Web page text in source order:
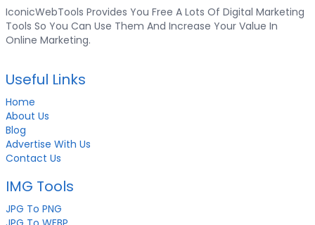
IconicWebTools Provides You Free A Lots Of Digital Marketing
Tools So You Can Use Them And Increase Your Value In
Online Marketing.
Useful Links
Home
About Us
Blog
Advertise With Us
Contact Us
IMG Tools
JPG To PNG